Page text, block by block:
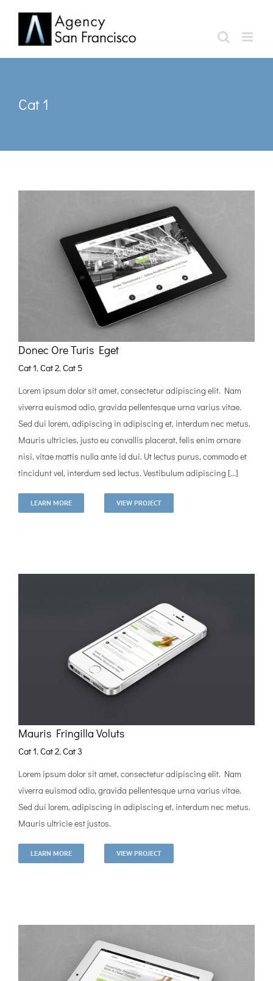
content
Cat 1
Donec Ore Turis Eget
Cat 1, Cat 2, Cat 5
Lorem ipsum dolor sit amet, consectetur adipiscing elit. Nam
viverra euismod odio, gravida pellentesque urna varius vitae.
Sed dui lorem, adipiscing in adipiscing et, interdum nec metus.
Mauris ultricies, justo eu convallis placerat, felis enim ornare
nisi, vitae mattis nulla ante id dui. Ut lectus purus, commodo et
tincidunt vel, interdum sed lectus. Vestibulum adipiscing [...]
LEARN MORE VIEW PROJECT
Mauris Fringilla Voluts
Cat 1, Cat 2, Cat 3
Lorem ipsum dolor sit amet, consectetur adipiscing elit. Nam
viverra euismod odio, gravida pellentesque urna varius vitae.
Sed dui lorem, adipiscing in adipiscing et, interdum nec metus.
Mauris ultricie est justos.
LEARN MORE VIEW PROJECT